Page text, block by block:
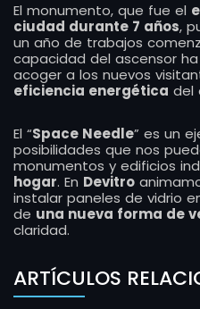
El monumento, que fue el
ciudad durante 7 años,
un año de trabajos
capacidad del ascensor
acoger a los nuevos
eficiencia energética del
El “Space Needle” es un
posibilidades que nos
monumentos y edificios
hogar. En Devitro
instalar paneles de vidrio
de una nueva forma de
claridad.
ARTÍCULOS